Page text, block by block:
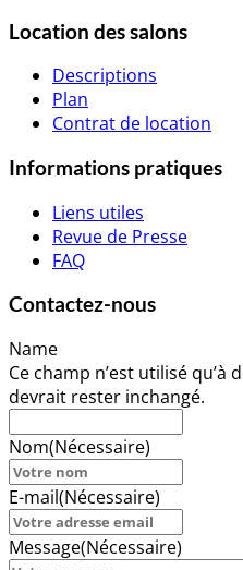
Location des salons
Descriptions
Plan
Contrat de location
Informations pratiques
Liens utiles
Revue de Presse
FAQ
Contactez-nous
Name
Ce champ n’est utilisé qu’à
devrait rester inchangé.
Nom(Nécessaire)
E-mail(Nécessaire)
Message(Nécessaire)